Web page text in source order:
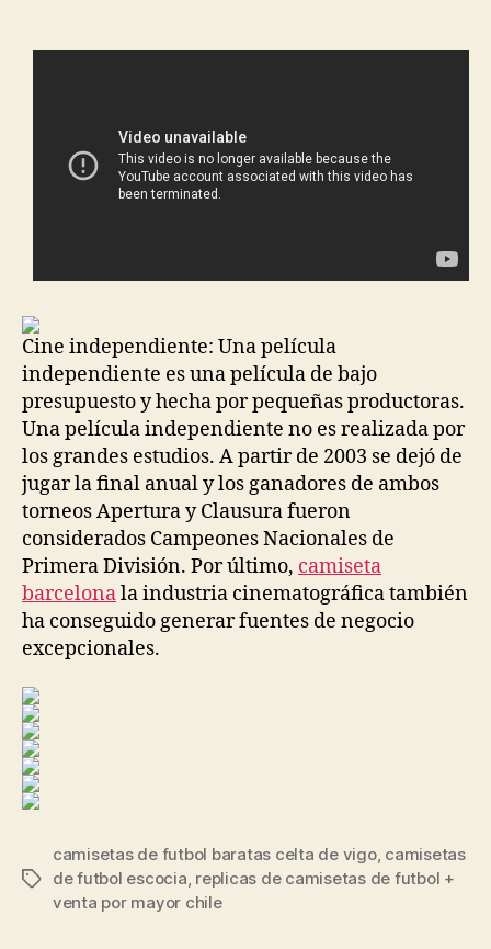
Cine independiente: Una película
independiente es una película de bajo
presupuesto y hecha por pequeñas productoras.
Una película independiente no es realizada por
los grandes estudios. A partir de 2003 se dejó de
jugar la final anual y los ganadores de ambos
torneos Apertura y Clausura fueron
considerados Campeones Nacionales de
Primera División. Por último, camiseta
barcelonala industria cinematográfica también
ha conseguido generar fuentes de negocio
excepcionales.
Etiquetas
camisetas de futbol baratas celta de vigo, camisetas
de futbol escocia, replicas de camisetas de futbol +
venta por mayor chile